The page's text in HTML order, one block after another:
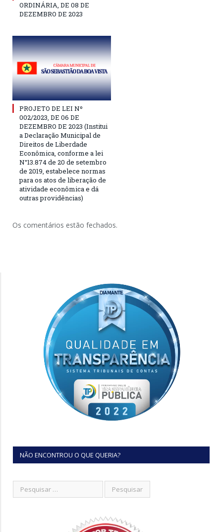
ORDINÁRIA, DE 08 DE
DEZEMBRO DE 2023
PROJETO DE LEI Nº
002/2023, DE 06 DE
DEZEMBRO DE 2023 (Institui
a Declaração Municipal de
Direitos de Liberdade
Econômica, conforme a lei
N°13.874 de 20 de setembro
de 2019, estabelece normas
para os atos de liberação de
atividade econômica e dá
outras providências)
Os comentários estão fechados.
NÃO ENCONTROU O QUE QUERIA?